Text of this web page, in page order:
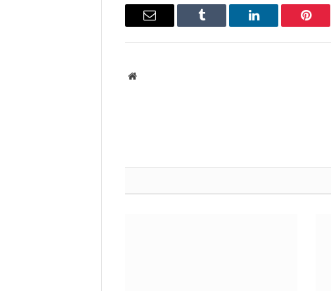
بينتيريستلينكدإن Tumblr
البريد
موقع